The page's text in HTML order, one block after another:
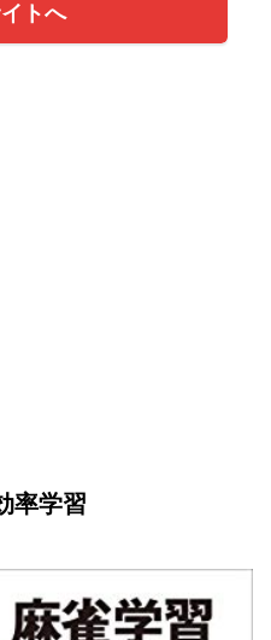
トへ
率学習